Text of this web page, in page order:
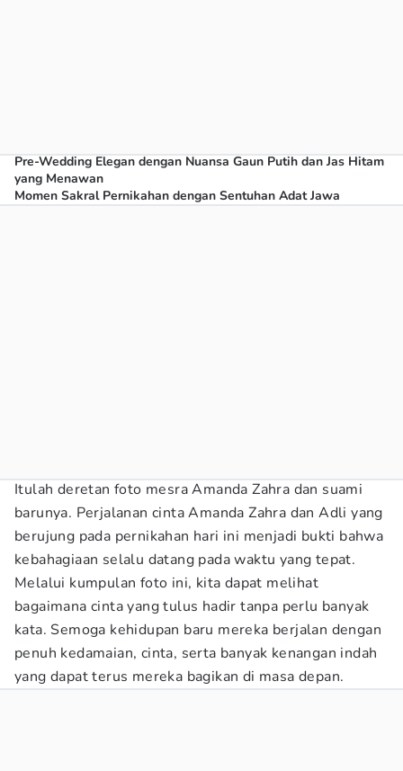
Pre-Wedding Elegan dengan Nuansa Gaun Putih dan Jas Hitam
yang Menawan
Momen Sakral Pernikahan dengan Sentuhan Adat Jawa
Itulah deretan foto mesra Amanda Zahra dan suami
barunya. Perjalanan cinta Amanda Zahra dan Adli yang
berujung pada pernikahan hari ini menjadi bukti bahwa
kebahagiaan selalu datang pada waktu yang tepat.
Melalui kumpulan foto ini, kita dapat melihat
bagaimana cinta yang tulus hadir tanpa perlu banyak
kata. Semoga kehidupan baru mereka berjalan dengan
penuh kedamaian, cinta, serta banyak kenangan indah
yang dapat terus mereka bagikan di masa depan.